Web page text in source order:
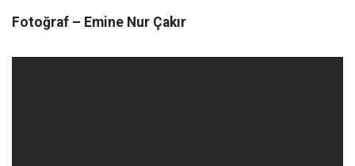
Fotoğraf – Emine Nur Çakır